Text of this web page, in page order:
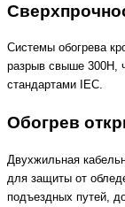
Системы обогрева
разрыв свыше 300Н,
стандартами IEC.
Обогрев
Двухжильная
для защиты от
подъездных путей,